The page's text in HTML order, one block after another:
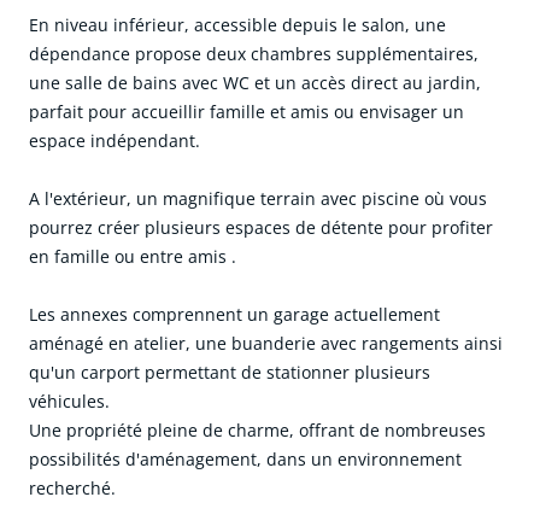
En niveau inférieur, accessible depuis le salon, une
dépendance propose deux chambres supplémentaires,
une salle de bains avec WC et un accès direct au jardin,
parfait pour accueillir famille et amis ou envisager un
espace indépendant.
A l'extérieur, un magnifique terrain avec piscine où vous
pourrez créer plusieurs espaces de détente pour profiter
en famille ou entre amis .
Les annexes comprennent un garage actuellement
aménagé en atelier, une buanderie avec rangements ainsi
qu'un carport permettant de stationner plusieurs
véhicules.
Une propriété pleine de charme, offrant de nombreuses
possibilités d'aménagement, dans un environnement
recherché.